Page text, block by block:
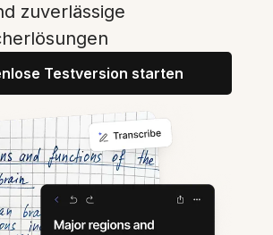
zuverlässige
Testversion starten